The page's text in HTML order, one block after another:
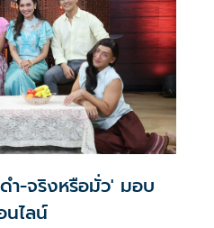
ำ-จริงหรือมั่ว' มอบ
นไลน์